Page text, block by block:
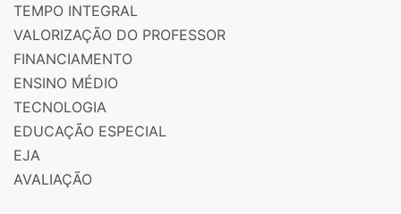
TEMPO INTEGRAL
VALORIZAÇÃO DO PROFESSOR
FINANCIAMENTO
ENSINO MÉDIO
TECNOLOGIA
EDUCAÇÃO ESPECIAL
EJA
AVALIAÇÃO